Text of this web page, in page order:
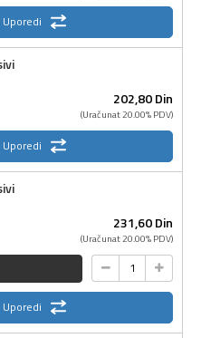
Uporedi
202,80Din
(Uračunat 20.00% PDV)
Uporedi
231,60Din
(Uračunat 20.00% PDV)
Uporedi